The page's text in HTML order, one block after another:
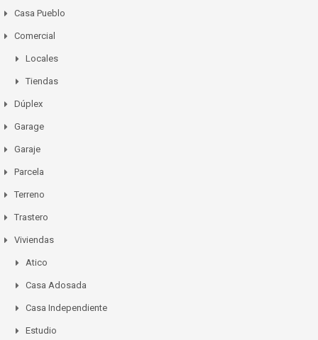
Casa Pueblo
Comercial
Locales
Tiendas
Dúplex
Garage
Garaje
Parcela
Terreno
Trastero
Viviendas
Atico
Casa Adosada
Casa Independiente
Estudio